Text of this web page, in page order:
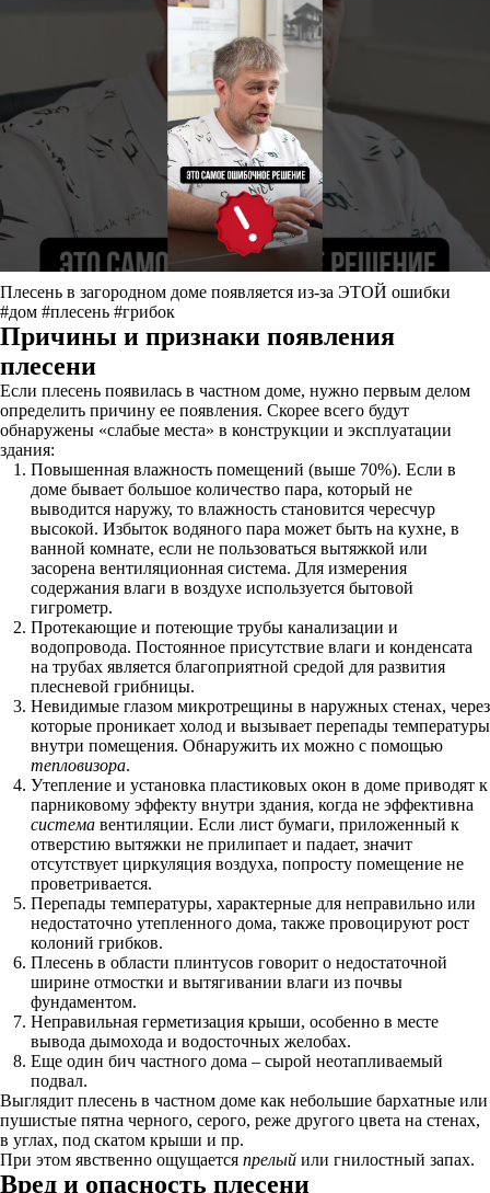
Плесень в загородном доме появляется из-за ЭТОЙ ошибки
#дом #плесень #грибок
Причины и признаки появления
плесени
Если плесень появилась в частном доме, нужно первым делом
определить причину ее появления. Скорее всего будут
обнаружены «слабые места» в конструкции и эксплуатации
здания:
Повышенная влажность помещений (выше 70%). Если в
доме бывает большое количество пара, который не
выводится наружу, то влажность становится чересчур
высокой. Избыток водяного пара может быть на кухне, в
ванной комнате, если не пользоваться вытяжкой или
засорена вентиляционная система. Для измерения
содержания влаги в воздухе используется бытовой
гигрометр.
Протекающие и потеющие трубы канализации и
водопровода. Постоянное присутствие влаги и конденсата
на трубах является благоприятной средой для развития
плесневой грибницы.
Невидимые глазом микротрещины в наружных стенах, через
которые проникает холод и вызывает перепады температуры
внутри помещения. Обнаружить их можно с помощью
тепловизора.
Утепление и установка пластиковых окон в доме приводят к
парниковому эффекту внутри здания, когда не эффективна
система вентиляции. Если лист бумаги, приложенный к
отверстию вытяжки не прилипает и падает, значит
отсутствует циркуляция воздуха, попросту помещение не
проветривается.
Перепады температуры, характерные для неправильно или
недостаточно утепленного дома, также провоцируют рост
колоний грибков.
Плесень в области плинтусов говорит о недостаточной
ширине отмостки и вытягивании влаги из почвы
фундаментом.
Неправильная герметизация крыши, особенно в месте
вывода дымохода и водосточных желобах.
Еще один бич частного дома – сырой неотапливаемый
подвал.
Выглядит плесень в частном доме как небольшие бархатные или
пушистые пятна черного, серого, реже другого цвета на стенах,
в углах, под скатом крыши и пр.
При этом явственно ощущается прелый или гнилостный запах.
Вред и опасность плесени